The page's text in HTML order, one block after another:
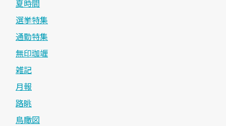
夏時間
選挙特集
通勤特集
無印珈竰
雑記
月報
路眺
鳥瞰図